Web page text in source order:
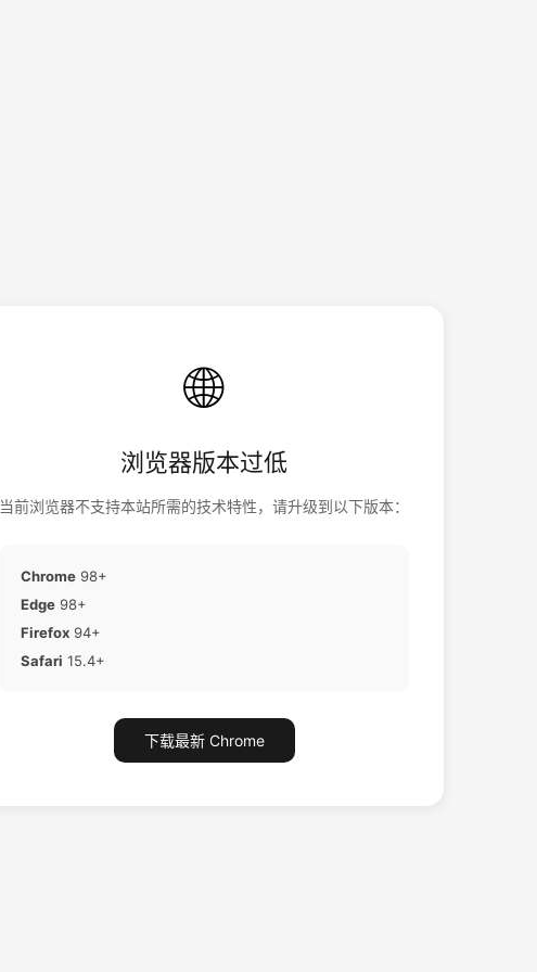
🌐
浏览器版本过低
当前浏览器不支持本站所需的技术特性，请升级到以下版本：
Chrome 98+
Edge 98+
Firefox 94+
Safari 15.4+
下载最新 Chrome